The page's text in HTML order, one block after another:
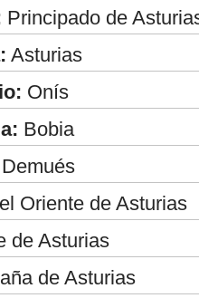
Principado de
Asturias
Onís
Bobia
Demués
Oriente de Asturias
de Asturias
de Asturias